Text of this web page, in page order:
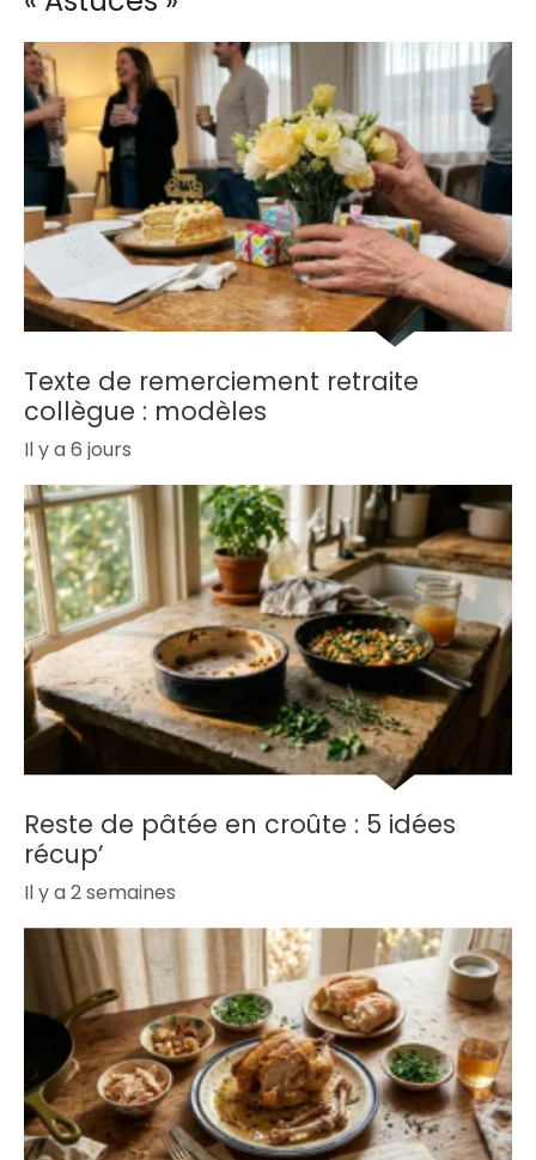
Texte de remerciement retraite
collègue : modèles
Il y a 6 jours
Reste de pâtée en croûte : 5 idées
récup’
Il y a 2 semaines